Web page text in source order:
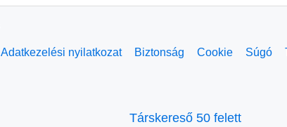
Adatkezelési nyilatkozat Biztonság Cookie Súgó
Társkereső 50 felett